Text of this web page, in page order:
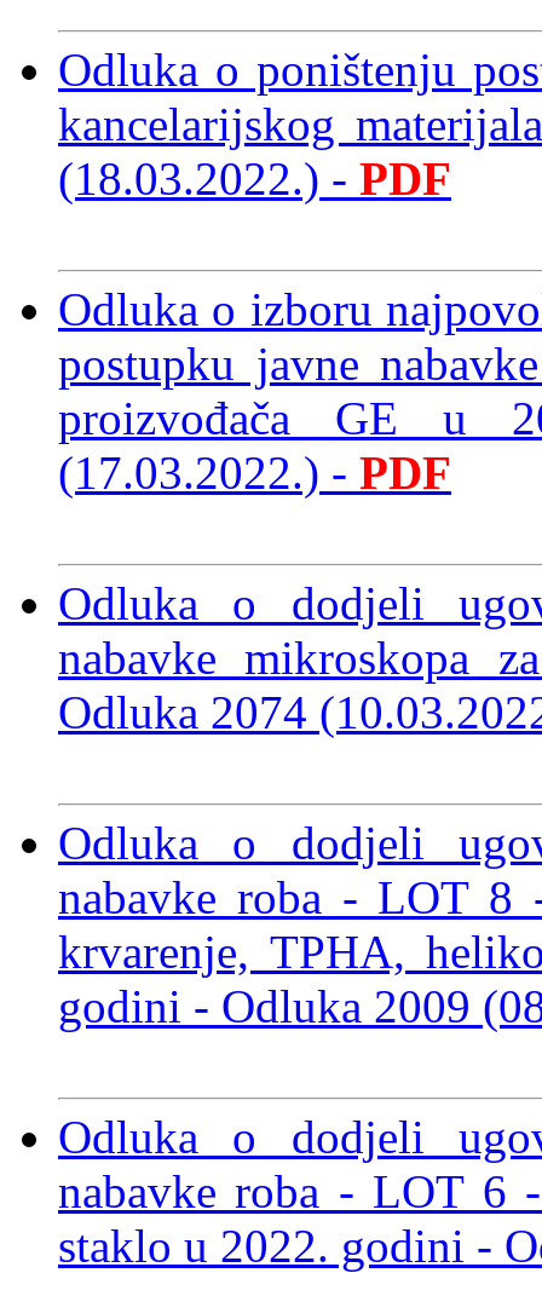
Odluka o poništenju
kancelarijskog
(18.03.2022.) - PDF
Odluka o izboru
postupku javne
proizvođača GE u
(17.03.2022.) - PDF
Odluka o dodjeli
nabavke mikroskopa
Odluka 2074
Odluka o dodjeli
nabavke roba - LOT 8
krvarenje, TPHA,
godini - Odluka 2009
Odluka o dodjeli
nabavke roba - LOT 6
staklo u 2022. godini -